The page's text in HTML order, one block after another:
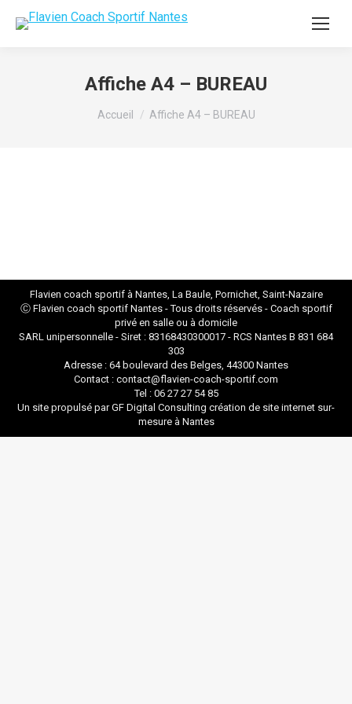
Affiche A4 – BUREAU
Vous êtes ici :
Accueil Affiche A4 – BUREAU
Flavien coach sportif à Nantes, La Baule, Pornichet, Saint-Nazaire
Ⓒ Flavien coach sportif Nantes- Tous droits réservés - Coach sportif
privé en salle ou à domicile
SARL unipersonnelle - Siret : 83168430300017 - RCS Nantes B 831 684
303
Adresse : 64 boulevard des Belges, 44300 Nantes
Contact : contact@flavien-coach-sportif.com
Tel : 06 27 27 54 85
Un site propulsé par GF Digital Consulting création de site internet sur-
mesure à Nantes